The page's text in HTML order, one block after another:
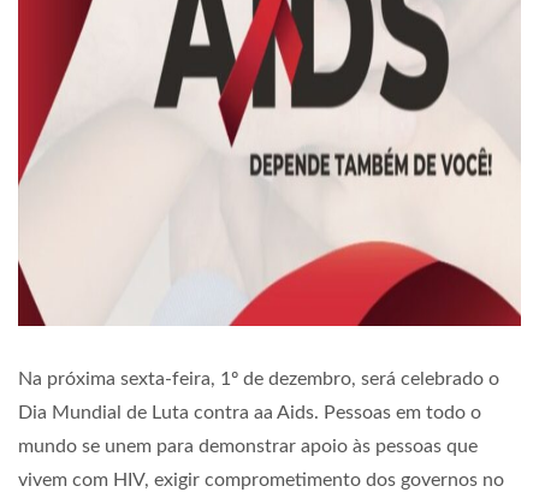
Na próxima sexta-feira, 1º de dezembro, será celebrado o
Dia Mundial de Luta contra aa Aids. Pessoas em todo o
mundo se unem para demonstrar apoio às pessoas que
vivem com HIV, exigir comprometimento dos governos no